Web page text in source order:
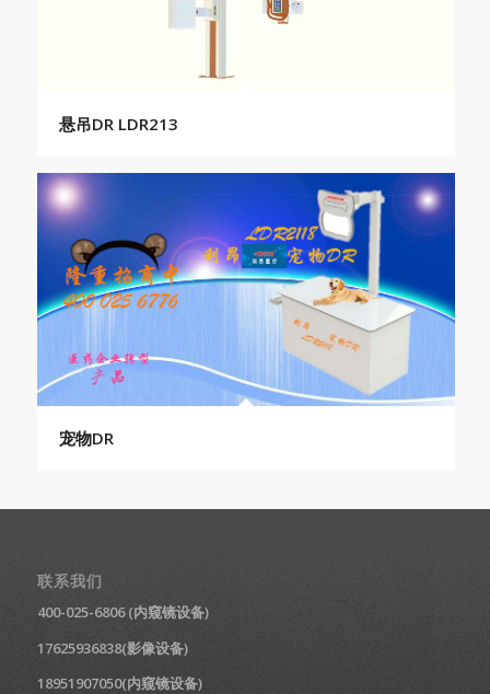
悬吊DR LDR213
宠物DR
联系我们
400-025-6806 (内窥镜设备)
17625936838(影像设备)
18951907050(内窥镜设备)